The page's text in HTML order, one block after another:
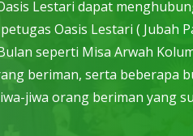
Lestari dapat
Oasis Lestari ( Jubah
seperti Misa Arwah
beriman, serta beberapa
jiwa orang beriman yang